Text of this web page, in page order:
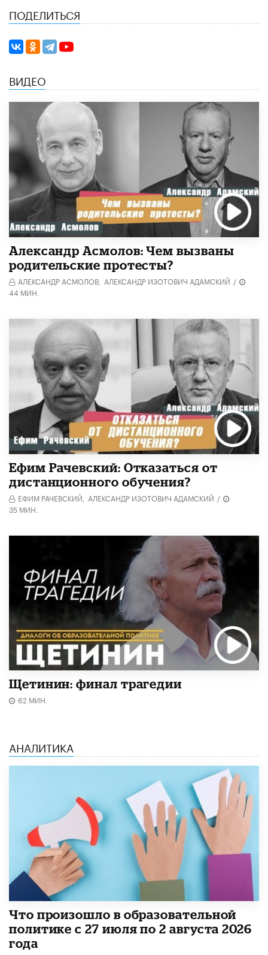
ПОДЕЛИТЬСЯ
ВИДЕО
Александр Асмолов: Чем вызваны
родительские протесты?
АЛЕКСАНДР АСМОЛОВ, АЛЕКСАНДР ИЗОТОВИЧ АДАМСКИЙ /
44 МИН.
Ефим Рачевский: Отказаться от
дистанционного обучения?
ЕФИМ РАЧЕВСКИЙ, АЛЕКСАНДР ИЗОТОВИЧ АДАМСКИЙ /
35 МИН.
Щетинин: финал трагедии
62 МИН.
АНАЛИТИКА
​Что произошло в образовательной
политике с 27 июля по 2 августа 2026
года